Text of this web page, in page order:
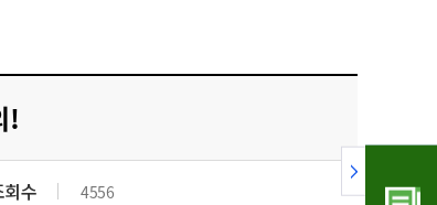
!
회수 4556